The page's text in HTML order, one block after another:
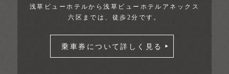
浅草ビューホテルから浅草ビューホテルアネックス
六区までは、徒歩2分です。
乗車券について詳しく見る